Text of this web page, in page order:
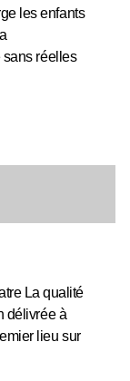
les enfants
sans réelles
La qualité
délivrée à
lieu sur